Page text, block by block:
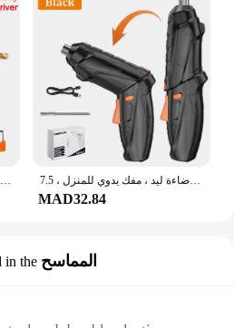
مثقاب كهربائي محمول قابل لإعادة الشحن لاسلكي ، مثقاب كهربائي منزلي مع إضاءة ليد ، مفك يدوي للمنزل ، 7.5 vf
MAD32.84
in the المماسح